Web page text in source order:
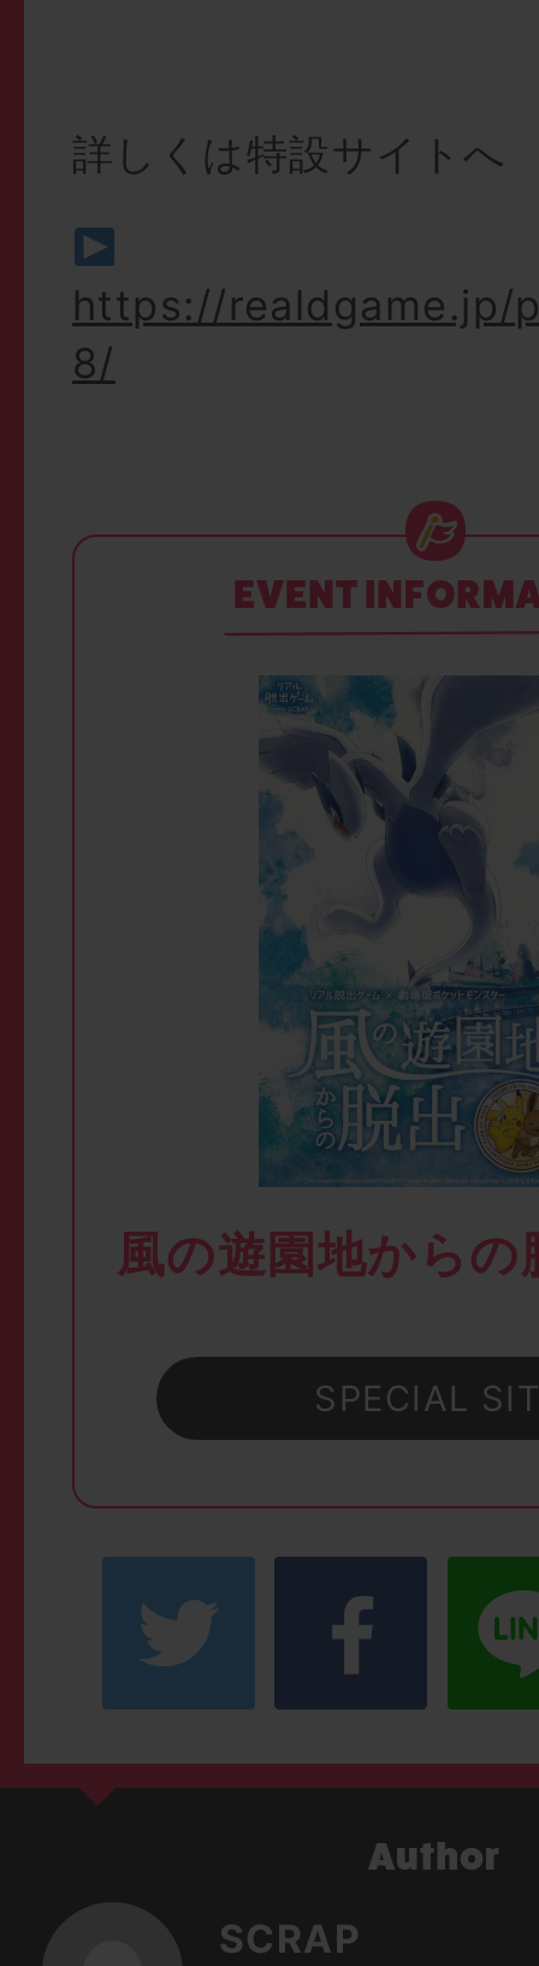
詳しくは特設サイトへ
https://realdgame.jp/
8/
風の遊園地からの
SPECIAL
SCRAP